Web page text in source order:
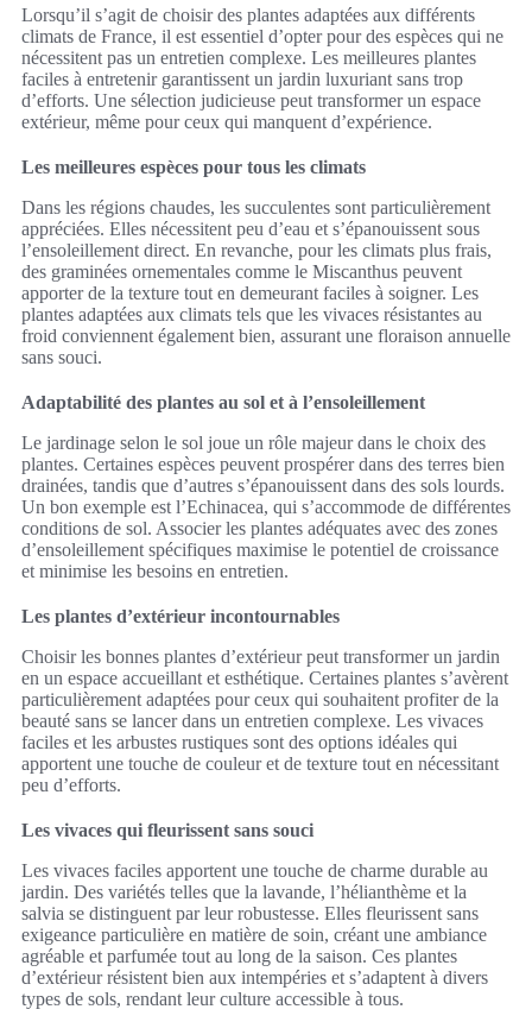
Lorsqu’il s’agit de choisir des plantes adaptées aux différents
climats de France, il est essentiel d’opter pour des espèces qui ne
nécessitent pas un entretien complexe. Les meilleures plantes
faciles à entretenir garantissent un jardin luxuriant sans trop
d’efforts. Une sélection judicieuse peut transformer un espace
extérieur, même pour ceux qui manquent d’expérience.
Les meilleures espèces pour tous les climats
Dans les régions chaudes, les succulentes sont particulièrement
appréciées. Elles nécessitent peu d’eau et s’épanouissent sous
l’ensoleillement direct. En revanche, pour les climats plus frais,
des graminées ornementales comme le Miscanthus peuvent
apporter de la texture tout en demeurant faciles à soigner. Les
plantes adaptées aux climats tels que les vivaces résistantes au
froid conviennent également bien, assurant une floraison annuelle
sans souci.
Adaptabilité des plantes au sol et à l’ensoleillement
Le jardinage selon le sol joue un rôle majeur dans le choix des
plantes. Certaines espèces peuvent prospérer dans des terres bien
drainées, tandis que d’autres s’épanouissent dans des sols lourds.
Un bon exemple est l’Echinacea, qui s’accommode de différentes
conditions de sol. Associer les plantes adéquates avec des zones
d’ensoleillement spécifiques maximise le potentiel de croissance
et minimise les besoins en entretien.
Les plantes d’extérieur incontournables
Choisir les bonnes plantes d’extérieur peut transformer un jardin
en un espace accueillant et esthétique. Certaines plantes s’avèrent
particulièrement adaptées pour ceux qui souhaitent profiter de la
beauté sans se lancer dans un entretien complexe. Les vivaces
faciles et les arbustes rustiques sont des options idéales qui
apportent une touche de couleur et de texture tout en nécessitant
peu d’efforts.
Les vivaces qui fleurissent sans souci
Les vivaces faciles apportent une touche de charme durable au
jardin. Des variétés telles que la lavande, l’hélianthème et la
salvia se distinguent par leur robustesse. Elles fleurissent sans
exigeance particulière en matière de soin, créant une ambiance
agréable et parfumée tout au long de la saison. Ces plantes
d’extérieur résistent bien aux intempéries et s’adaptent à divers
types de sols, rendant leur culture accessible à tous.